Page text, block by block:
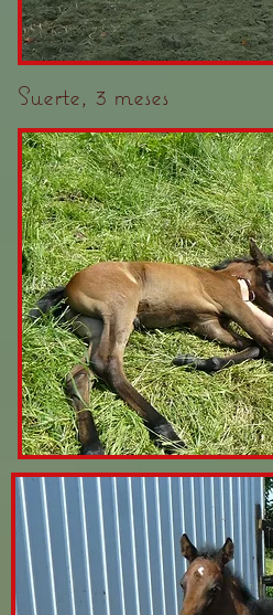
Suerte, 3 meses